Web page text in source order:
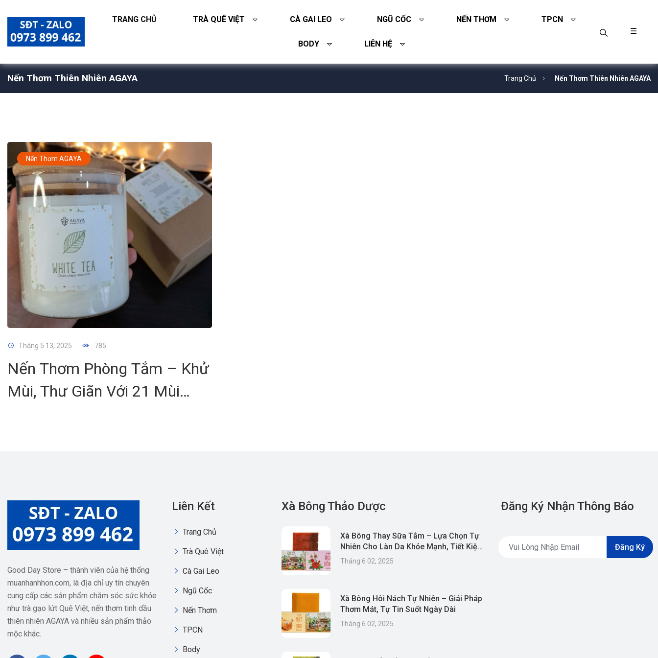
TRANG CHỦ TRÀ QUÊ VIỆT CÀ GAI LEO NGŨ CỐC NẾN THƠM TPCN
BODY LIÊN HỆ
☰
Nến Thơm Thiên Nhiên AGAYA Trang Chủ Nến Thơm Thiên Nhiên AGAYA
Nến Thơm AGAYA
Tháng 5 13, 2025 785
Nến Thơm Phòng Tắm – Khử
Mùi, Thư Giãn Với 21 Mùi
Good Day Store – thành viên của hệ thống
muanhanhhon.com, là địa chỉ uy tín chuyên
cung cấp các sản phẩm chăm sóc sức khỏe
như trà gạo lứt Quê Việt, nến thơm tinh dầu
thiên nhiên AGAYA và nhiều sản phẩm thảo
mộc khác.
Liên Kết
Trang Chủ
Trà Quê Việt
Cà Gai Leo
Ngũ Cốc
Nến Thơm
TPCN
Body
Xà Bông Thảo Dược
Xà Bông Thay Sữa Tắm – Lựa Chọn Tự
Nhiên Cho Làn Da Khỏe Mạnh, Tiết Kiệm
& Thân Thiện Môi Trường
Tháng 6 02, 2025
Xà Bông Hôi Nách Tự Nhiên – Giái Pháp
Thơm Mát, Tự Tin Suốt Ngày Dài
Tháng 6 02, 2025
Đăng Ký Nhận Thông Báo
Đăng Ký